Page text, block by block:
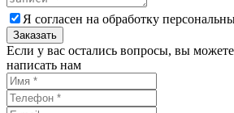
Я согласен на обработку
Заказать
Если у вас остались вопросы, вы можете
написать нам